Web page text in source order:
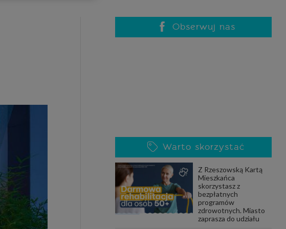
chwili sprzeciwić. O ile nie
podmioty z Grupy SAGIER
informacje z takich
kapitałowej SAGIER, w
osobowych będą także nasi
na stronie naszej
Ci możliwość zapoznania się
przetwarzać Twoje dane w
Obserwuj nas
Warto skorzystać
Z Rzeszowską Kartą
Mieszkańca
skorzystasz z
bezpłatnych
programów
zdrowotnych. Miasto
zaprasza do udziału